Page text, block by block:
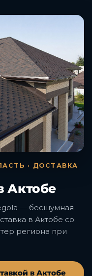
· ДОСТАВКА
Актобе
— бесшумная
в Актобе со
региона при
в Актобе